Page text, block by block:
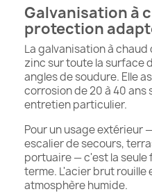
Galvanisation à
protection
La galvanisation à
zinc sur toute la surface
angles de soudure. Elle
corrosion de 20 à 40 ans
entretien particulier.
Pour un usage extérieur
escalier de secours,
portuaire — c'est la seule
terme. L'acier brut rouille
atmosphère humide.